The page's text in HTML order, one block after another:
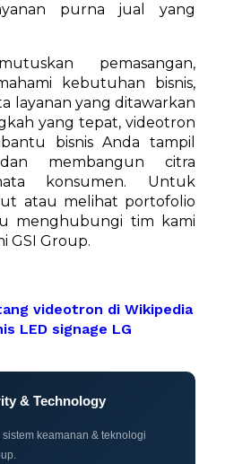
purna jual yang
pemasangan,
kebutuhan bisnis,
layanan yang ditawarkan
yang tepat, videotron
bisnis Anda tampil
membangun citra
konsumen. Untuk
atau melihat portofolio
menghubungi tim kami
GSI Group.
videotron di Wikipedia
LED signage LG
& Technology
keamanan & teknologi